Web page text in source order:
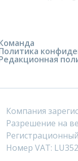
Компания
Разрешение на
Номер VAT: